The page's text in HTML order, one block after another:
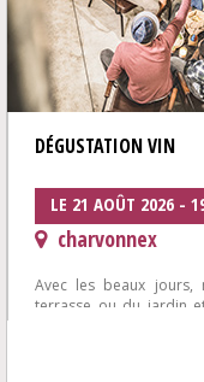
DÉGUSTATION VIN
LE 21 AOÛT 2026 -
charvonnex
Avec les beaux
terrasse ou du jardin